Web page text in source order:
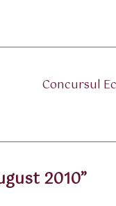
Concursul
2010”